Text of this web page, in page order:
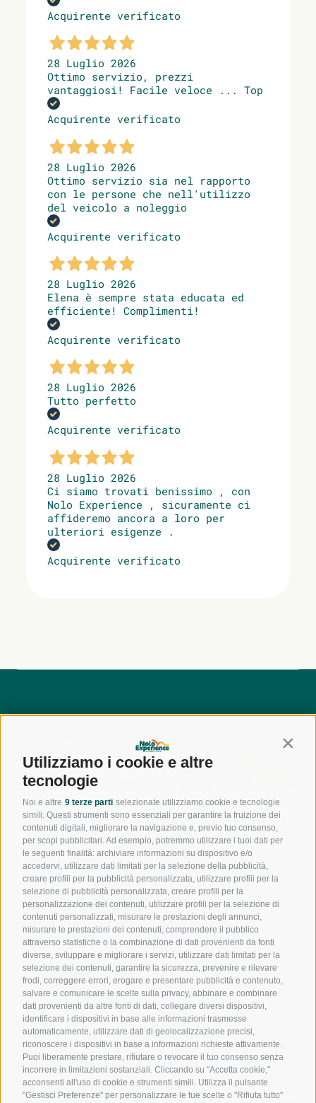
Utilizziamo i cookie e altre
tecnologie
Noi e altre 9 terze parti selezionate utilizziamo cookie e tecnologie
simili. Questi strumenti sono essenziali per garantire la fruizione dei
contenuti digitali, migliorare la navigazione e, previo tuo consenso,
per scopi pubblicitari. Ad esempio, potremmo utilizzare i tuoi dati per
le seguenti finalità: archiviare informazioni su dispositivo e/o
accedervi, utilizzare dati limitati per la selezione della pubblicità,
creare profili per la pubblicità personalizzata, utilizzare profili per la
selezione di pubblicità personalizzata, creare profili per la
personalizzazione dei contenuti, utilizzare profili per la selezione di
contenuti personalizzati, misurare le prestazioni degli annunci,
misurare le prestazioni dei contenuti, comprendere il pubblico
attraverso statistiche o la combinazione di dati provenienti da fonti
diverse, sviluppare e migliorare i servizi, utilizzare dati limitati per la
selezione dei contenuti, garantire la sicurezza, prevenire e rilevare
frodi, correggere errori, erogare e presentare pubblicità e contenuto,
salvare e comunicare le scelte sulla privacy, abbinare e combinare
dati provenienti da altre fonti di dati, collegare diversi dispositivi,
identificare i dispositivi in base alle informazioni trasmesse
automaticamente, utilizzare dati di geolocalizzazione precisi,
riconoscere i dispositivi in base a informazioni richieste attivamente.
Puoi liberamente prestare, rifiutare o revocare il tuo consenso senza
incorrere in limitazioni sostanziali. Cliccando su "Accetta cookie,"
acconsenti all'uso di cookie e strumenti simili. Utilizza il pulsante
"Gestisci Preferenze" per personalizzare le tue scelte o "Rifiuta tutto"
Acquirente verificato
28 Luglio 2026
Ottimo servizio, prezzi
vantaggiosi! Facile veloce ... Top
Acquirente verificato
28 Luglio 2026
Ottimo servizio sia nel rapporto
con le persone che nell'utilizzo
del veicolo a noleggio
Acquirente verificato
28 Luglio 2026
Elena è sempre stata educata ed
efficiente! Complimenti!
Acquirente verificato
28 Luglio 2026
Tutto perfetto
Acquirente verificato
28 Luglio 2026
Ci siamo trovati benissimo , con
Nolo Experience , sicuramente ci
affideremo ancora a loro per
ulteriori esigenze .
Acquirente verificato
800
944
550
391
1017
240